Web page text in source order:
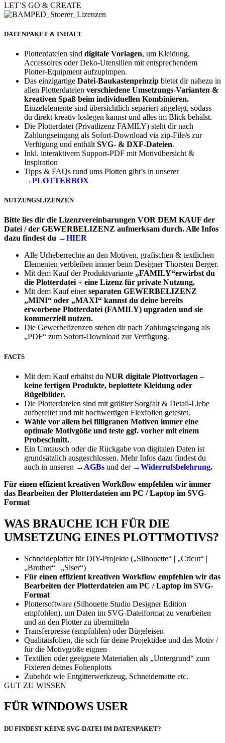
LET’S GO & CREATE
DATENPAKET & INHALT
Plotterdateien sind digitale Vorlagen, um Kleidung,
Accessoires oder Deko-Utensilien mit entsprechendem
Plotter-Equipment aufzupimpen.
Das einzigartige Datei-Baukastenprinzip bietet dir nahezu in
allen Plotterdateien verschiedene Umsetzungs-Varianten &
kreativen Spaß beim individuellen Kombinieren.
Einzelelemente sind übersichtlich separiert angelegt, sodass
du direkt kreativ loslegen kannst und alles im Blick behälst.
Die Plotterdatei (Privatlizenz FAMILY) steht dir nach
Zahlungseingang als Sofort-Download via zip-File/s zur
Verfügung und enthält SVG- & DXF-Dateien.
Inkl. interaktivem Support-PDF mit Motivübersicht &
Inspiration
Tipps & FAQs rund ums Plotten gibt’s in unserer
→PLOTTERBOX
NUTZUNGSLIZENZEN
Bitte lies dir die Lizenzvereinbarungen VOR DEM KAUF der
Datei / der GEWERBELIZENZ aufmerksam durch. Alle Infos
dazu findest du →HIER
Alle Urheberrechte an den Motiven, grafischen & textlichen
Elementen verbleiben immer beim Designer Thorsten Berger.
Mit dem Kauf der Produktvariante „FAMILY“erwirbst du
die Plotterdatei + eine Lizenz für private Nutzung.
Mit dem Kauf einerseparaten GEWERBELIZENZ
„MINI“ oder „MAXI“ kannst du deine bereits
erworbene Plotterdatei (FAMILY) upgraden und sie
kommerziell nutzen.
Die Gewerbelizenzen stehen dir nach Zahlungseingang als
„PDF“ zum Sofort-Download zur Verfügung.
FACTS
Mit dem Kauf erhältst du NUR digitale Plottvorlagen –
keine fertigen Produkte, beplottete Kleidung oder
Bügelbilder.
Die Plotterdateien sind mit größter Sorgfalt & Detail-Liebe
aufbereitet und mit hochwertigen Flexfolien getestet.
Wähle vor allem bei filligranen Motiven immer eine
optimale Motivgöße und teste ggf. vorher mit einem
Probeschnitt.
Ein Umtausch oder die Rückgabe von digitalen Daten ist
grundsätzlich ausgeschlossen. Mehr Infos dazu findest du
auch in unseren → AGBs und der →Widerrufsbelehrung.
Für einen effizient kreativen Workflow empfehlen wir immer
das Bearbeiten der Plotterdateien am PC / Laptop im SVG-
Format
WAS BRAUCHE ICH FÜR DIE
UMSETZUNG EINES PLOTTMOTIVS?
Schneideplotter für DIY-Projekte („Silhouette“ | „Cricut“ |
„Brother“ | „Siser“)
Für einen effizient kreativen Workflow empfehlen wir das
Bearbeiten der Plotterdateien am PC / Laptop im SVG-
Format
Plottersoftware (Silhouette Studio Designer Edition
empfohlen), um Daten im SVG-Dateiformat zu verarbeiten
und an den Plotter zu übermitteln
Transferpresse (empfohlen) oder Bügeleisen
Qualitätsfolien, die sich für deine Projektidee und das Motiv /
für die Motivgröße eignen
Textilien oder geeignete Materialien als „Untergrund“ zum
Fixieren deines Folienplotts
Zubehör wie Entgitterwerkzeug, Schneidematte etc.
GUT ZU WISSEN
FÜR WINDOWS USER
DU FINDEST KEINE SVG-DATEI IM DATENPAKET?